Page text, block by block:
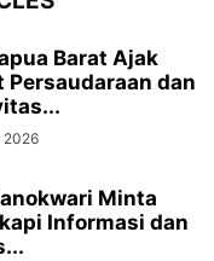
Barat Ajak
Persaudaraan dan
2026
Minta
Informasi dan